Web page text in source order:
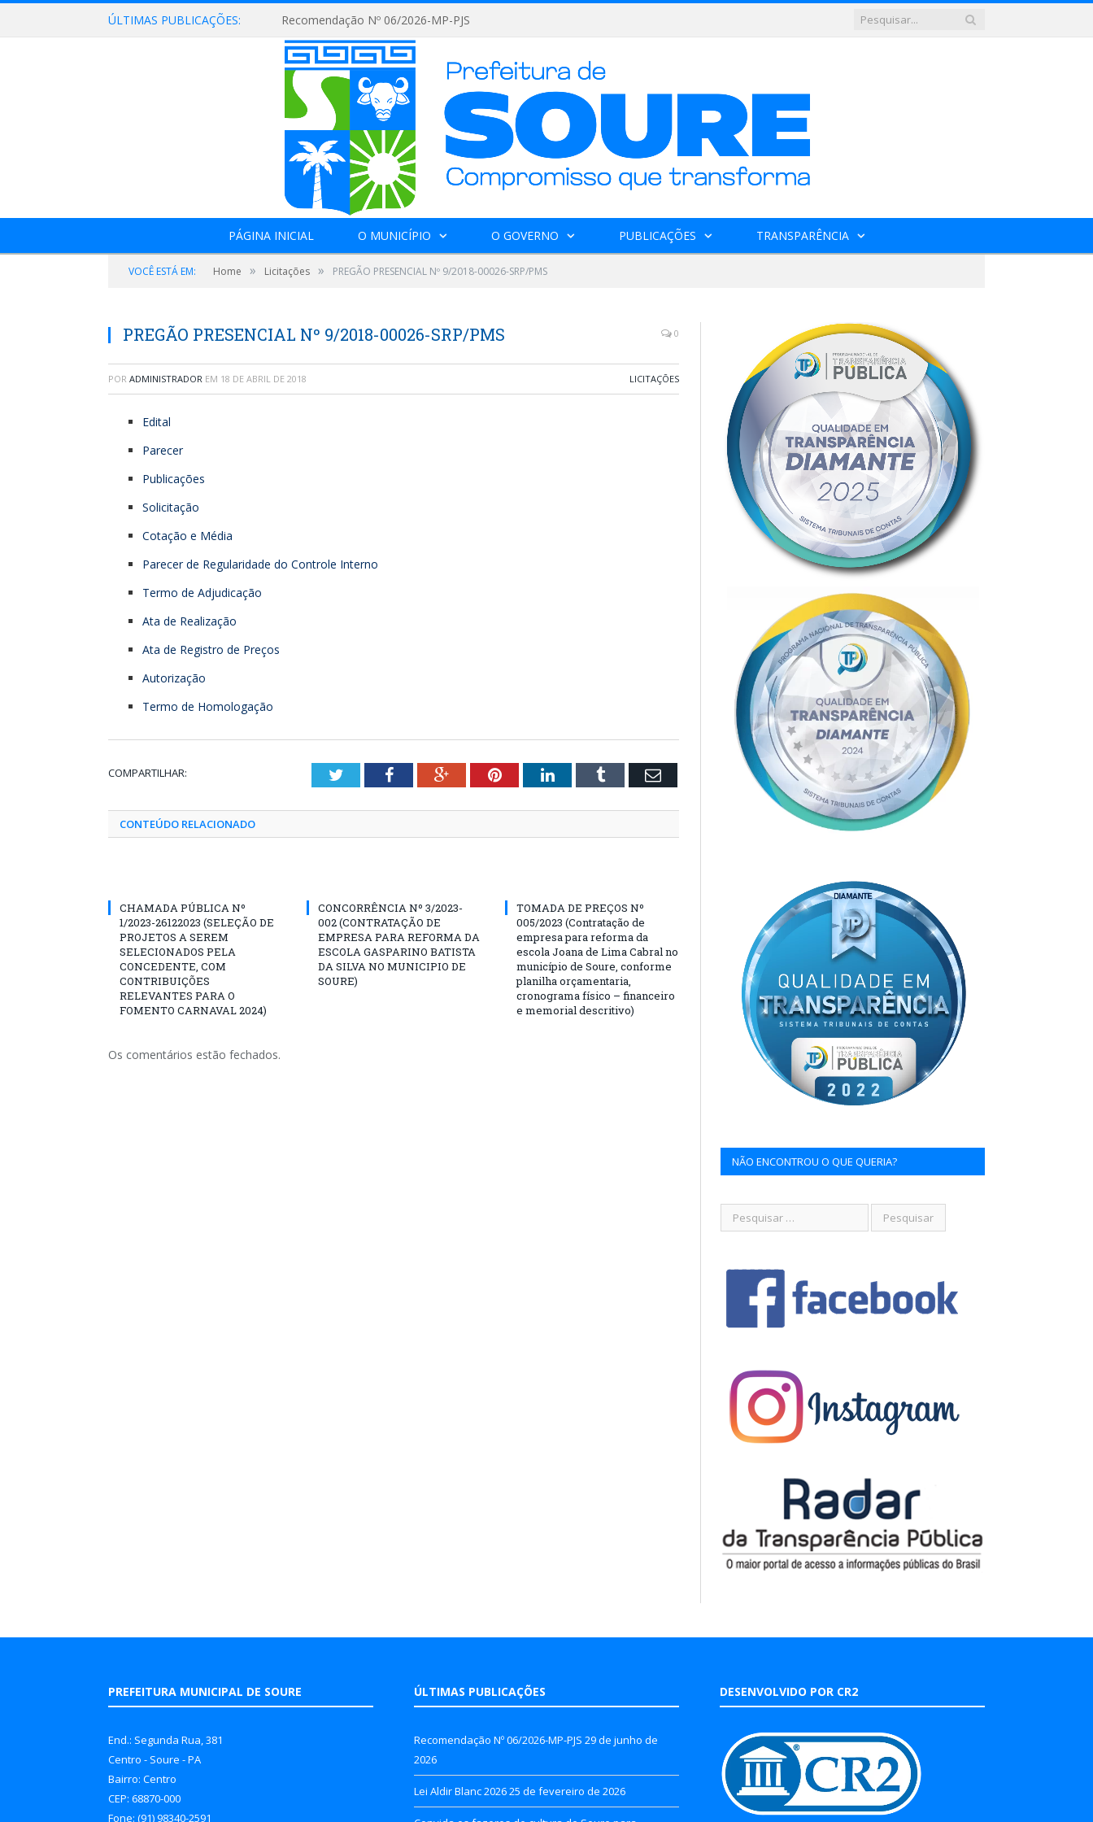
ÚLTIMAS PUBLICAÇÕES: Recomendação Nº 06/2026-MP-PJS
PÁGINA INICIAL O MUNICÍPIO O GOVERNO PUBLICAÇÕES TRANSPARÊNCIA
VOCÊ ESTÁ EM: Home » Licitações » PREGÃO PRESENCIAL Nº 9/2018-00026-SRP/PMS
PREGÃO PRESENCIAL Nº 9/2018-00026-SRP/PMS 0
POR ADMINISTRADOR EM 18 DE ABRIL DE 2018 LICITAÇÕES
Edital
Parecer
Publicações
Solicitação
Cotação e Média
Parecer de Regularidade do Controle Interno
Termo de Adjudicação
Ata de Realização
Ata de Registro de Preços
Autorização
Termo de Homologação
COMPARTILHAR: TwitterFacebookGoogle+PinterestLinkedInTumblr Email
CONTEÚDO RELACIONADO
CHAMADA PÚBLICA Nº
1/2023-26122023 (SELEÇÃO DE
PROJETOS A SEREM
SELECIONADOS PELA
CONCEDENTE, COM
CONTRIBUIÇÕES
RELEVANTES PARA O
FOMENTO CARNAVAL 2024)
CONCORRÊNCIA Nº 3/2023-
002 (CONTRATAÇÃO DE
EMPRESA PARA REFORMA DA
ESCOLA GASPARINO BATISTA
DA SILVA NO MUNICIPIO DE
SOURE)
TOMADA DE PREÇOS Nº
005/2023 (Contratação de
empresa para reforma da
escola Joana de Lima Cabral no
município de Soure, conforme
planilha orçamentaria,
cronograma físico – financeiro
e memorial descritivo)
Os comentários estão fechados.
NÃO ENCONTROU O QUE QUERIA?
PREFEITURA MUNICIPAL DE SOURE
End.: Segunda Rua, 381
Centro - Soure - PA
Bairro: Centro
CEP: 68870-000
Fone: (91) 98340-2591
ÚLTIMAS PUBLICAÇÕES
Recomendação Nº 06/2026-MP-PJS 29 de junho de
2026
Lei Aldir Blanc 202625 de fevereiro de 2026
DESENVOLVIDO POR CR2